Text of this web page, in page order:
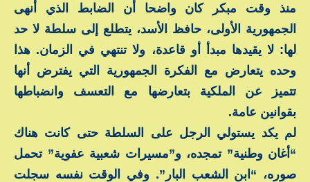
منذ وقت مبكر كان واضحا أن الضابط الذي أنهى
الجمهورية الأولى، حافظ الأسد، يتطلع إلى سلطة لا حد
لها: لا يقيدها مبدأ أو قاعدة، ولا تنتهي في الزمان. هذا
وحده يتعارض مع الفكرة الجمهورية التي يفترض أنها
تتميز عن الملكية بتعارضها مع التعسف وانضباطها
بقوانين عامة.
لم يكد يستولي الرجل على السلطة حتى كانت هناك
“أغان وطنية” تمجده، و”مسيرات شعبية عفوية” تحمل
صوره، “ابن الشعب البار”. وفي الوقت نفسه سجلت